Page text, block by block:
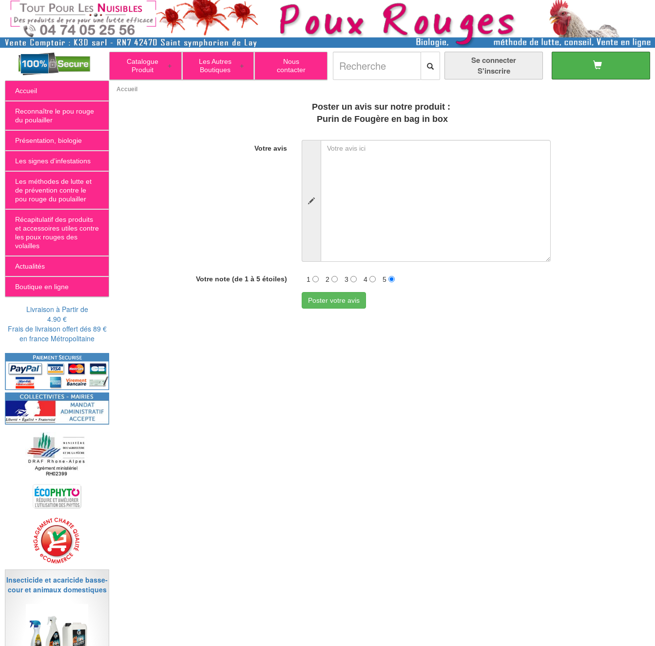
+
Catalogue
Produit
+
Les Autres
Boutiques
Nous
contacter
Se connecter
S'inscrire
Accueil
Reconnaître le pou rouge
du poulailler
Présentation, biologie
Les signes d'infestations
Les méthodes de lutte et
de prévention contre le
pou rouge du poulailler
Récapitulatif des produits
et accessoires utiles contre
les poux rouges des
volailles
Actualités
Boutique en ligne
Livraison à Partir de
4.90 €
Frais de livraison offert dés 89 €
en france Métropolitaine
Insecticide et acaricide basse-
cour et animaux domestiques
Accueil
Poster un avis sur notre produit :
Purin de Fougère en bag in box
Votre avis
Votre note (de 1 à 5 étoiles) 1 2 3 4 5
Poster votre avis